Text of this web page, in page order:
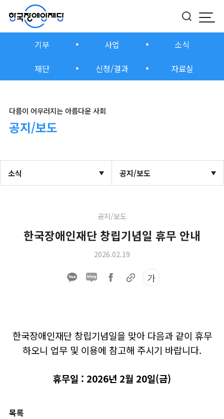
모
버튼
기부 사업
소식
재단
신청/결과 자료실
다름이 어우러지는 아름다운 사회
공지/보도
소식 공지/보도
공지/보도
한국장애인재단 창립기념일 휴무 안내
2026.02.19
가
한국장애인재단 창립기념일을 맞아 다음과 같이 휴무
하오니 업무 및 이용에 참고해 주시기 바랍니다.
휴무일 : 2026년 2월 20일(금)
목록